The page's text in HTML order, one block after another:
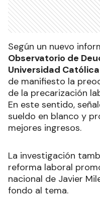
Según un nuevo
Observatorio de
Universidad
de manifiesto la
de la precarización
En este sentido,
sueldo en blanco y
mejores ingresos.
La investigación
reforma laboral
nacional de Javier
fondo al tema.